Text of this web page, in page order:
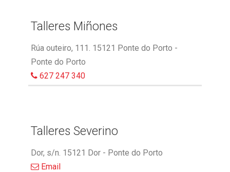
Talleres Miñones
Rúa outeiro, 111. 15121 Ponte do Porto -
Ponte do Porto
627 247 340
Talleres Severino
Dor, s/n. 15121 Dor - Ponte do Porto
Email